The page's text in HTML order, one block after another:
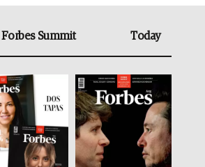
Forbes Summit Today